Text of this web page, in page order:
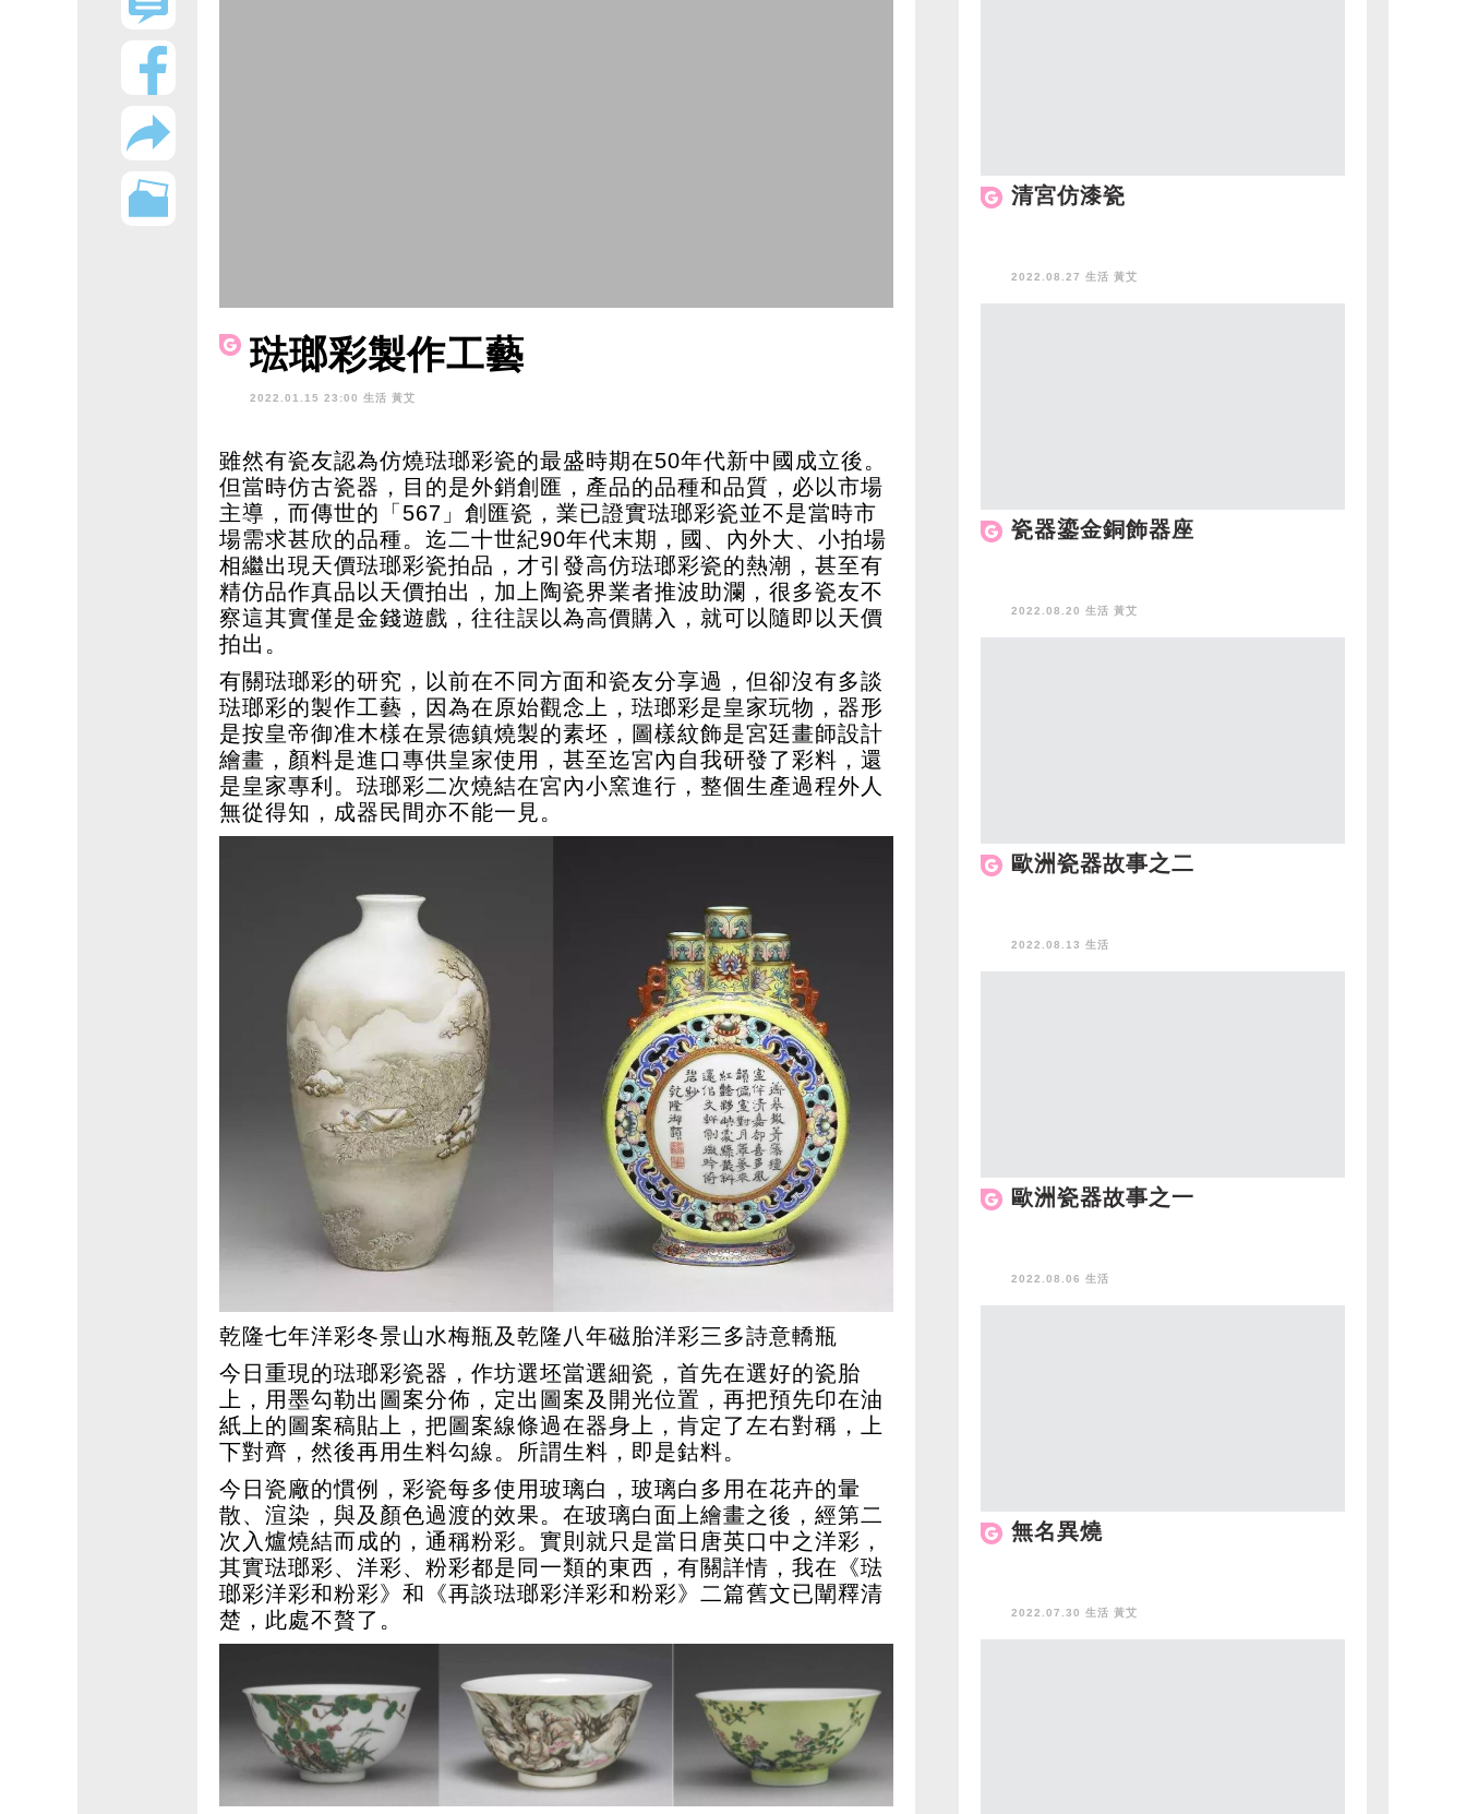
琺瑯彩製作工藝
2022.01.15 23:00 生活 黃艾
雖然有瓷友認為仿燒琺瑯彩瓷的最盛時期在50年代新中國成立後。
但當時仿古瓷器，目的是外銷創匯，產品的品種和品質，必以市場
主導，而傳世的「567」創匯瓷，業已證實琺瑯彩瓷並不是當時市
場需求甚欣的品種。迄二十世紀90年代末期，國、內外大、小拍場
相繼出現天價琺瑯彩瓷拍品，才引發高仿琺瑯彩瓷的熱潮，甚至有
精仿品作真品以天價拍出，加上陶瓷界業者推波助瀾，很多瓷友不
察這其實僅是金錢遊戲，往往誤以為高價購入，就可以隨即以天價
拍出。
有關琺瑯彩的研究，以前在不同方面和瓷友分享過，但卻沒有多談
琺瑯彩的製作工藝，因為在原始觀念上，琺瑯彩是皇家玩物，器形
是按皇帝御准木樣在景德鎮燒製的素坯，圖樣紋飾是宮廷畫師設計
繪畫，顏料是進口專供皇家使用，甚至迄宮內自我研發了彩料，還
是皇家專利。琺瑯彩二次燒結在宮內小窯進行，整個生產過程外人
無從得知，成器民間亦不能一見。
乾隆七年洋彩冬景山水梅瓶及乾隆八年磁胎洋彩三多詩意轎瓶
今日重現的琺瑯彩瓷器，作坊選坯當選細瓷，首先在選好的瓷胎
上，用墨勾勒出圖案分佈，定出圖案及開光位置，再把預先印在油
紙上的圖案稿貼上，把圖案線條過在器身上，肯定了左右對稱，上
下對齊，然後再用生料勾線。所謂生料，即是鈷料。
今日瓷廠的慣例，彩瓷每多使用玻璃白，玻璃白多用在花卉的暈
散、渲染，與及顏色過渡的效果。在玻璃白面上繪畫之後，經第二
次入爐燒結而成的，通稱粉彩。實則就只是當日唐英口中之洋彩，
其實琺瑯彩、洋彩、粉彩都是同一類的東西，有關詳情，我在《琺
瑯彩洋彩和粉彩》和《再談琺瑯彩洋彩和粉彩》二篇舊文已闡釋清
楚，此處不贅了。
清宮仿漆瓷
2022.08.27 生活 黃艾
瓷器鎏金銅飾器座
2022.08.20 生活 黃艾
歐洲瓷器故事之二
2022.08.13 生活
歐洲瓷器故事之一
2022.08.06 生活
無名異燒
2022.07.30 生活 黃艾